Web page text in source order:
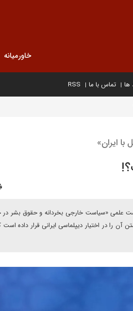
خاورمیانه
ها تماس با ما RSS
ایران»
علمی «سیاست خارجی بخردانه و حقوق بشر
آن را در اختیار دیپلماسی ایرانی قرار داده است